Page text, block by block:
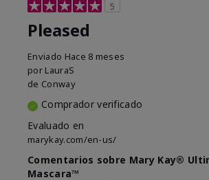
5
Pleased
Enviado Hace 8 meses
por LauraS
de Conway
Comprador verificado
Evaluado en
marykay.com/en-us/
Comentarios sobre Mary Kay®
Mascara™